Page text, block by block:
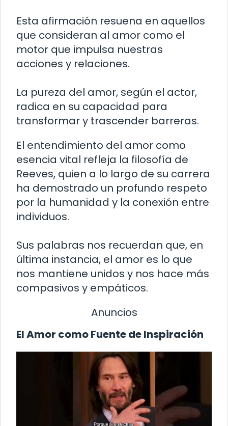
Esta afirmación resuena en aquellos
que consideran al amor como el
motor que impulsa nuestras
acciones y relaciones.
La pureza del amor, según el actor,
radica en su capacidad para
transformar y trascender barreras.
El entendimiento del amor como
esencia vital refleja la filosofía de
Reeves, quien a lo largo de su carrera
ha demostrado un profundo respeto
por la humanidad y la conexión entre
individuos.
Sus palabras nos recuerdan que, en
última instancia, el amor es lo que
nos mantiene unidos y nos hace más
compasivos y empáticos.
Anuncios
El Amor como Fuente de Inspiración